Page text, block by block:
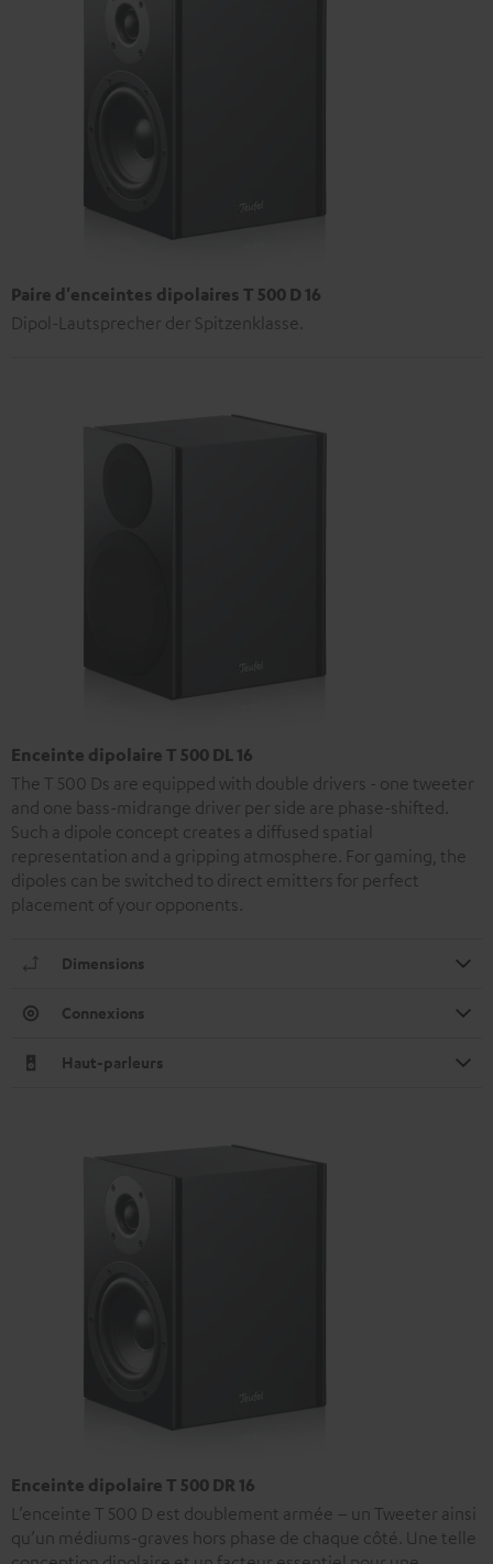
Paire d'enceintes dipolaires T 500 D 16
Dipol-Lautsprecher der Spitzenklasse.
Enceinte dipolaire T 500 DL 16
The T 500 Ds are equipped with double drivers - one tweeter
and one bass-midrange driver per side are phase-shifted.
Such a dipole concept creates a diffused spatial
representation and a gripping atmosphere. For gaming, the
dipoles can be switched to direct emitters for perfect
placement of your opponents.
Dimensions
Connexions
Haut-parleurs
Enceinte dipolaire T 500 DR 16
L’enceinte T 500 D est doublement armée – un Tweeter ainsi
qu’un médiums-graves hors phase de chaque côté. Une telle